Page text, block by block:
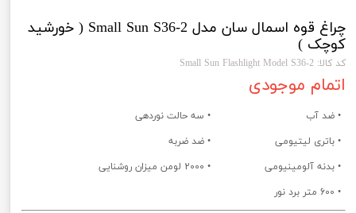
چراغ قوه اسمال سان مدل Small Sun S36-2 ( خورشید
کوچک )
کد کالا: Small Sun Flashlight Model S36-2
اتمام موجودی
• ضد آب
• سه حالت نوردهی
• باتری لیتیومی
• ضد ضربه
• بدنه آلومینیومی
• 2000 لومن میزان روشنایی
• 600 متر برد نور